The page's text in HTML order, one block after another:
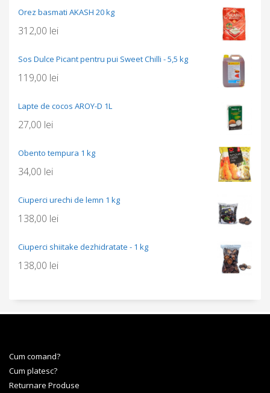
Orez basmati AKASH 20 kg
312,00 lei
Sos Dulce Picant pentru pui Sweet Chilli - 5,5 kg
119,00 lei
Lapte de cocos AROY-D 1L
27,00 lei
Obento tempura 1 kg
34,00 lei
Ciuperci urechi de lemn 1 kg
138,00 lei
Ciuperci shiitake dezhidratate - 1 kg
138,00 lei
Cum comand?
Cum platesc?
Returnare Produse